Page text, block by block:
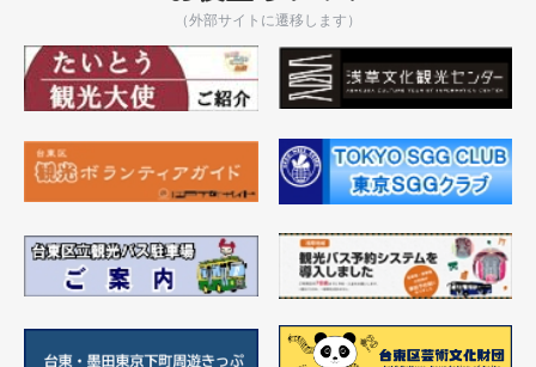
（外部サイトに遷移します）